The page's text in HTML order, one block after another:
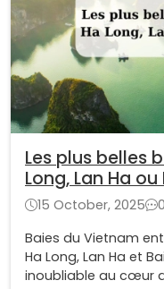
Les plus belles
Long, Lan Ha ou
15 October, 2025
Baies du Vietnam
Ha Long, Lan Ha et
inoubliable au cœur